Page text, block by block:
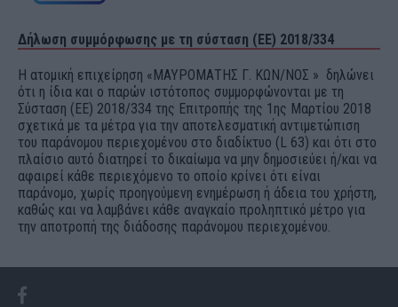
Δήλωση συμμόρφωσης με τη σύσταση (ΕΕ) 2018/334
Η ατομική επιχείρηση «ΜΑΥΡΟΜΑΤΗΣ Γ. ΚΩΝ/ΝΟΣ » δηλώνει
ότι η ίδια και ο παρών ιστότοπος συμμορφώνονται με τη
Σύσταση (ΕΕ) 2018/334 της Επιτροπής της 1ης Μαρτίου 2018
σχετικά με τα μέτρα για την αποτελεσματική αντιμετώπιση
του παράνομου περιεχομένου στο διαδίκτυο (L 63) και ότι στο
πλαίσιο αυτό διατηρεί το δικαίωμα να μην δημοσιεύει ή/και να
αφαιρεί κάθε περιεχόμενο το οποίο κρίνει ότι είναι
παράνομο, χωρίς προηγούμενη ενημέρωση ή άδεια του χρήστη,
καθώς και να λαμβάνει κάθε αναγκαίο προληπτικό μέτρο για
την αποτροπή της διάδοσης παράνομου περιεχομένου.